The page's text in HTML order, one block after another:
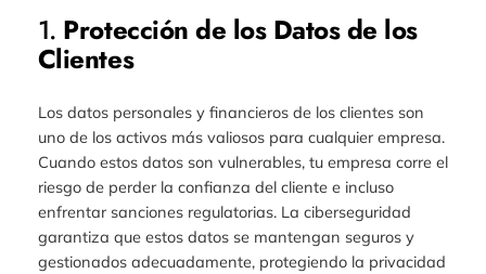
1. Protección de los Datos de los
Clientes
Los datos personales y financieros de los clientes son
uno de los activos más valiosos para cualquier empresa.
Cuando estos datos son vulnerables, tu empresa corre el
riesgo de perder la confianza del cliente e incluso
enfrentar sanciones regulatorias. La ciberseguridad
garantiza que estos datos se mantengan seguros y
gestionados adecuadamente, protegiendo la privacidad